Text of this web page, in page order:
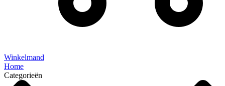
Winkelmand
Home
Categorieën